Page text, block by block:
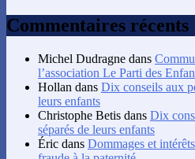
Commentaires récents
Michel Dudragne dans
l’association Le Parti des
Hollan dans Dix conseils aux
leurs enfants
Christophe Betis dans Dix
séparés de leurs enfants
Éric dans Dommages et